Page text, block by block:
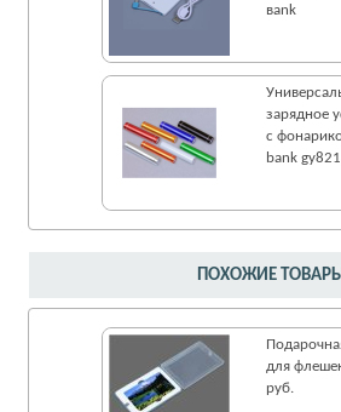
ПОХОЖИЕ ТОВАРЫ
для
руб.
вank
зарядное
с
bank gy821